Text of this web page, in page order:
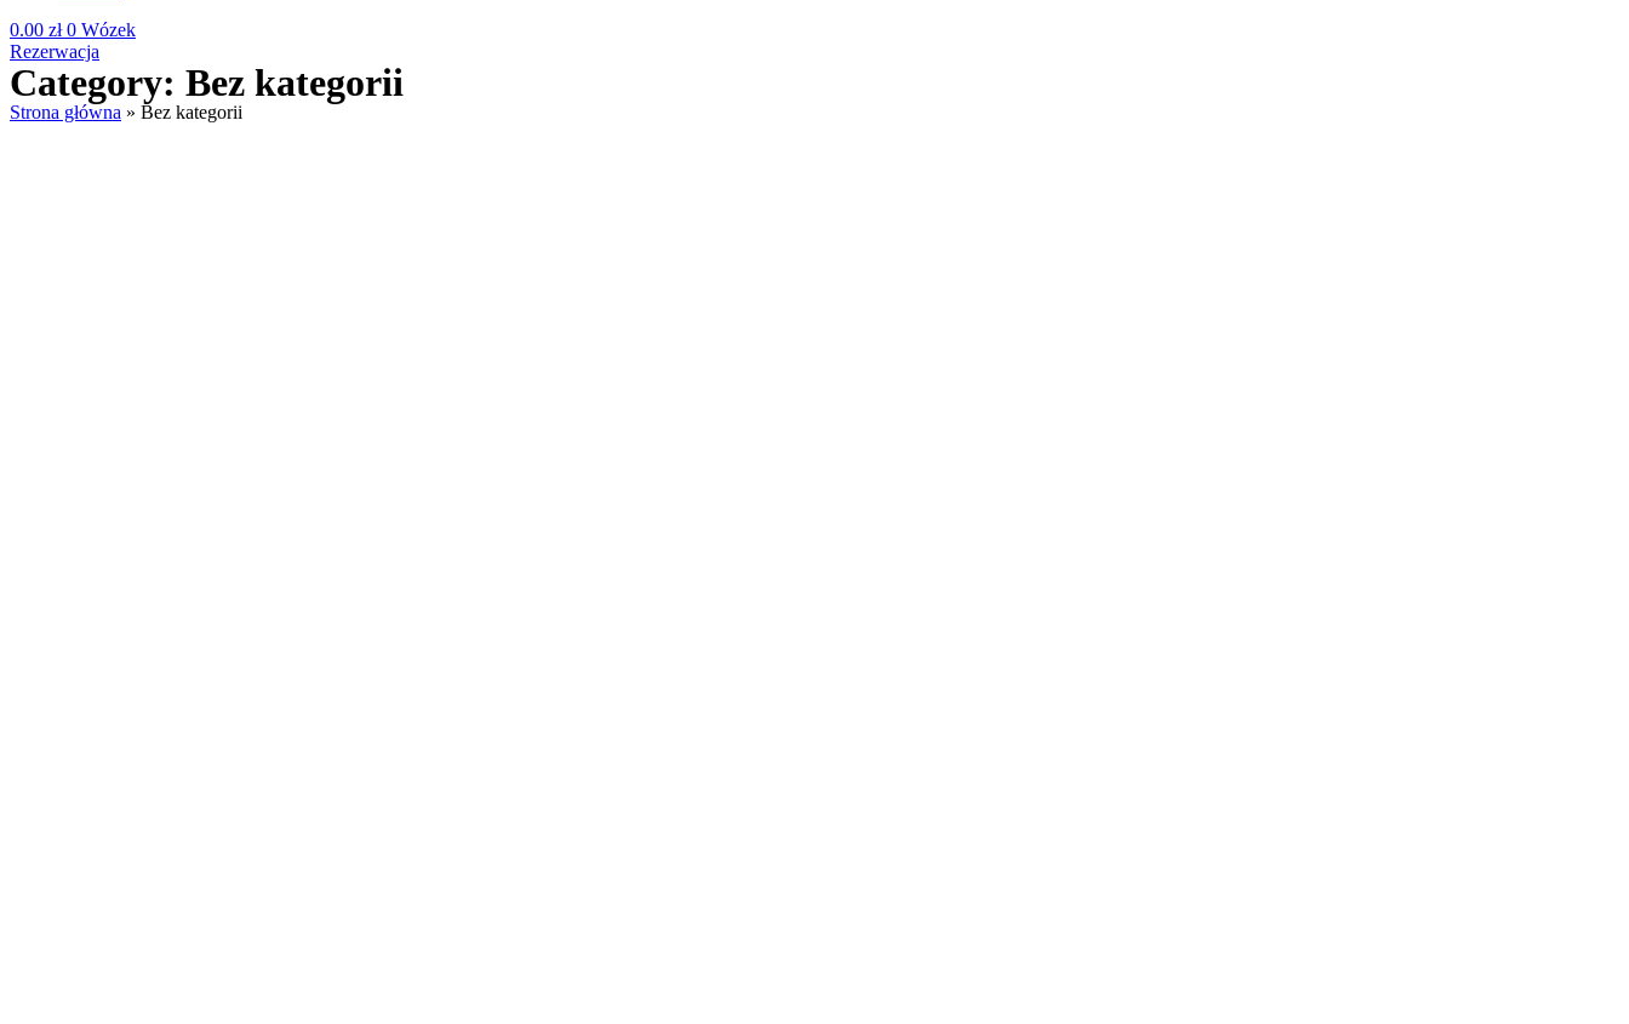
0.00 zł 0 Wózek
Rezerwacja
Category: Bez kategorii
Strona główna » Bez kategorii